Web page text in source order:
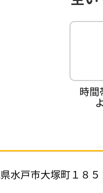
時間
水戸市大塚町１８５